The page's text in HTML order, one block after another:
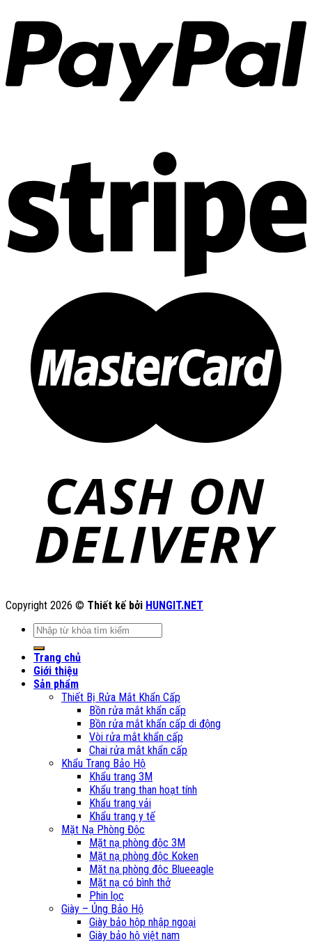
Copyright 2026 © Thiết kế bởi HUNGIT.NET
Tìm
kiếm:
Trang chủ
Giới thiệu
Sản phẩm
Thiết Bị Rửa Mắt Khẩn Cấp
Bồn rửa mắt khẩn cấp
Bồn rửa mắt khẩn cấp di động
Vòi rửa mắt khẩn cấp
Chai rửa mắt khẩn cấp
Khẩu Trang Bảo Hộ
Khẩu trang 3M
Khẩu trang than hoạt tính
Khẩu trang vải
Khẩu trang y tế
Mặt Nạ Phòng Độc
Mặt nạ phòng độc 3M
Mặt nạ phòng độc Koken
Mặt nạ phòng độc Blueeagle
Mặt nạ có bình thở
Phin lọc
Giày – Ủng Bảo Hộ
Giày bảo hộp nhập ngoại
Giày bảo hộ việt nam